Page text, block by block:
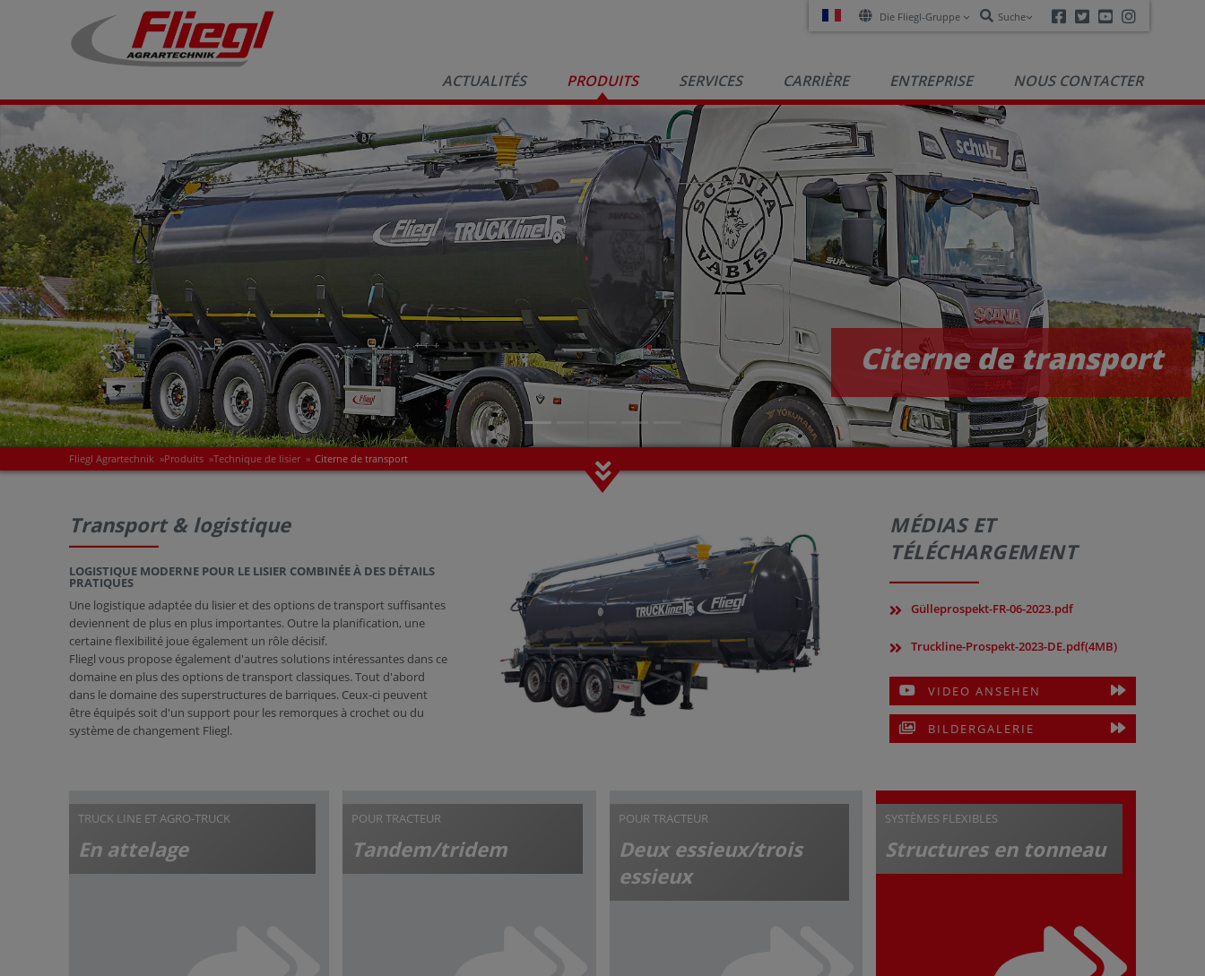
Die Fliegl-Gruppe Suche Facebook
TwitterYoutube
ACTUALITÉS PRODUITS SERVICES CARRIÈRE ENTREPRISE NOUS CONTACTER
Citerne de transport
Fliegl Agrartechnik »Produits »Technique de lisier » Citerne de transport
Transport & logistique
LOGISTIQUE MODERNE POUR LE LISIER COMBINÉE À DES DÉTAILS
PRATIQUES
Une logistique adaptée du lisier et des options de transport suffisantes
deviennent de plus en plus importantes. Outre la planification, une
certaine flexibilité joue également un rôle décisif.
Fliegl vous propose également d'autres solutions intéressantes dans ce
domaine en plus des options de transport classiques. Tout d'abord
dans le domaine des superstructures de barriques. Ceux-ci peuvent
être équipés soit d'un support pour les remorques à crochet ou du
système de changement Fliegl.
MÉDIAS ET
TÉLÉCHARGEMENT
Gülleprospekt-FR-06-2023.pdf
Truckline-Prospekt-2023-DE.pdf(4MB)
VIDEO ANSEHEN
BILDERGALERIE
TRUCK LINE ET AGRO-TRUCK
En attelage
POUR TRACTEUR
Tandem/tridem
POUR TRACTEUR
Deux essieux/trois
essieux
SYSTÈMES FLEXIBLES
Structures en tonneau